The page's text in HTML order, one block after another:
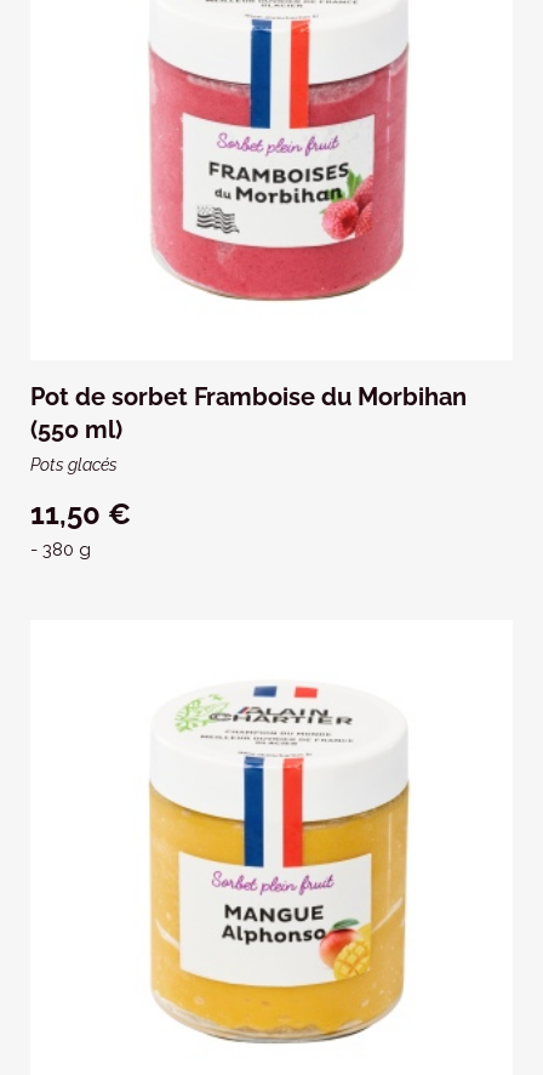
Pot de sorbet Framboise du Morbihan
(550 ml)
Pots glacés
11,50 €
- 380 g